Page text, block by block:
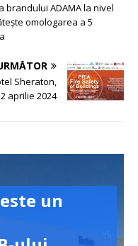
brandului ADAMA la nivel
omologarea a 5
Sheraton,
aprilie 2024
un